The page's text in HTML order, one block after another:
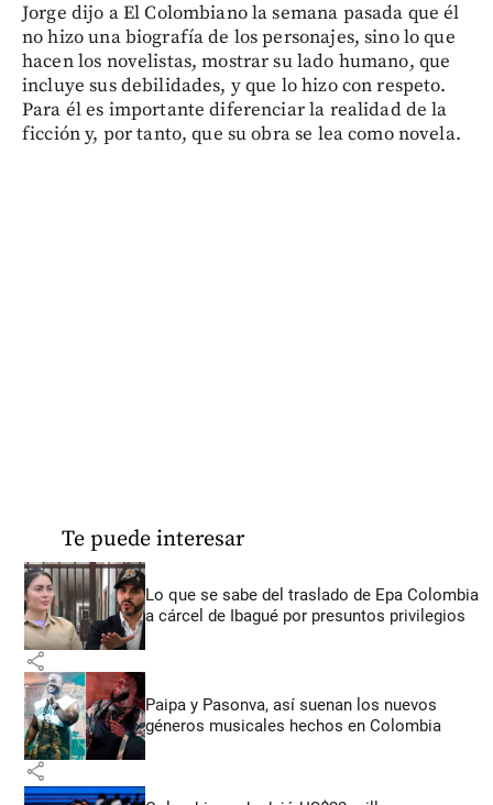
Jorge dijo a El Colombiano la semana pasada que él
no hizo una biografía de los personajes, sino lo que
hacen los novelistas, mostrar su lado humano, que
incluye sus debilidades, y que lo hizo con respeto.
Para él es importante diferenciar la realidad de la
ficción y, por tanto, que su obra se lea como novela.
Te puede interesar
Lo que se sabe del traslado de Epa Colombia
a cárcel de Ibagué por presuntos privilegios
share
Paipa y Pasonva, así suenan los nuevos
géneros musicales hechos en Colombia
share